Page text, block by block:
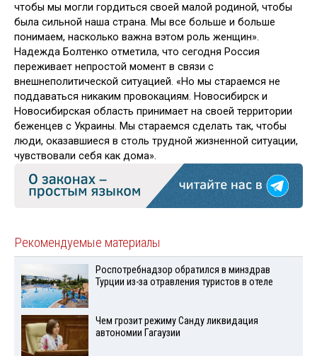
чтобы мы могли гордиться своей малой родиной, чтобы
была сильной наша страна. Мы все больше и больше
понимаем, насколько важна вэтом роль женщин».
Надежда Болтенко отметила, что сегодня Россия
переживает непростой момент в связи с
внешнеполитической ситуацией. «Но мы стараемся не
поддаваться никаким провокациям. Новосибирск и
Новосибирская область принимает на своей территории
беженцев с Украины. Мы стараемся сделать так, чтобы
люди, оказавшиеся в столь трудной жизненной ситуации,
чувствовали себя как дома».
Рекомендуемые материалы
Роспотребнадзор обратился в минздрав
Турции из-за отравления туристов в отеле
Чем грозит режиму Санду ликвидация
автономии Гагаузии